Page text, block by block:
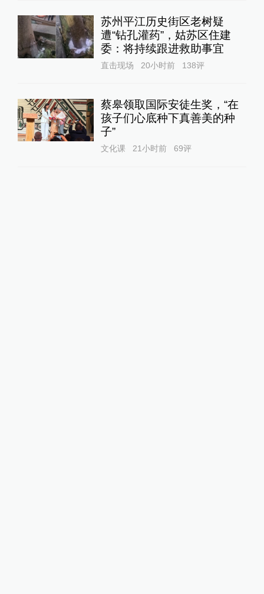
苏州平江历史街区老树疑
遭“钻孔灌药”，姑苏区住建
委：将持续跟进救助事宜
直击现场 20小时前 138评
蔡皋领取国际安徒生奖，“在
孩子们心底种下真善美的种
子”
文化课 21小时前 69评